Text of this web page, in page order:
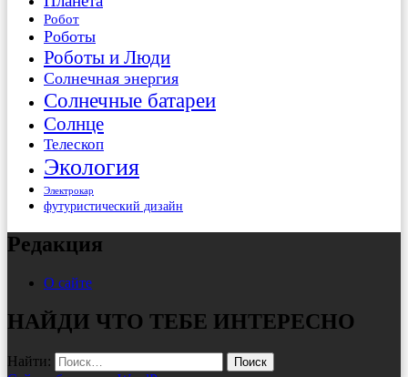
Робот
Роботы
Роботы и Люди
Солнечная энергия
Солнечные батареи
Солнце
Телескоп
Экология
Электрокар
футуристический дизайн
Редакция
О сайте
НАЙДИ ЧТО ТЕБЕ ИНТЕРЕСНО
Найти: